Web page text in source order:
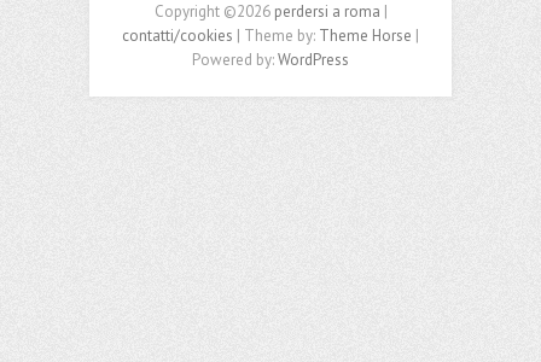
Copyright ©2026 perdersi a roma |
contatti/cookies | Theme by: Theme Horse |
Powered by:WordPress